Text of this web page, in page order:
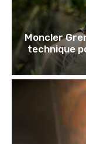
Moncler
technique